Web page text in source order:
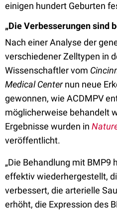
einigen hundert Geburten
„Die Verbesserungen sind
Nach einer Analyse der
verschiedener Zelltypen in
Wissenschaftler vom
Medical Centernun neue
gewonnen, wie ACDMPV
möglicherweise behandelt
Ergebnisse wurden in
veröffentlicht.
„Die Behandlung mit BMP9
effektiv wiederhergestellt,
verbessert, die arterielle
erhöht, die Expression des